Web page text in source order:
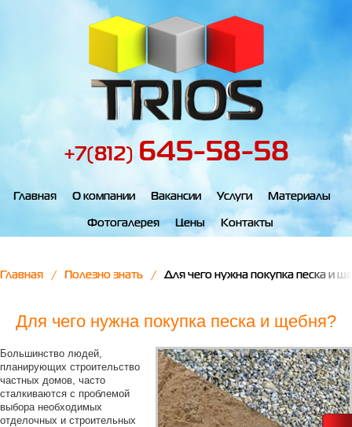
+7(812) 645-58-58
Главная О компании Вакансии Услуги Материалы
Фотогалерея Цены Контакты
Главная Полезно знать Для чего нужна покупка песка и
Для чего нужна покупка песка и щебня?
Большинство людей,
планирующих строительство
частных домов, часто
сталкиваются с проблемой
выбора необходимых
отделочных и строительных